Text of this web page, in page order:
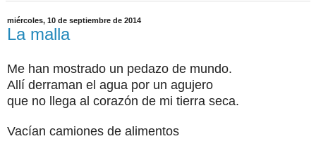
miércoles, 10 de septiembre de 2014
La malla
Me han mostrado un pedazo de mundo.
Allí derraman el agua por un agujero
que no llega al corazón de mi tierra seca.
Vacían camiones de alimentos